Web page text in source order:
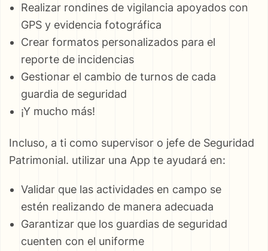
Realizar rondines de vigilancia apoyados con
GPS y evidencia fotográfica
Crear formatos personalizados para el
reporte de incidencias
Gestionar el cambio de turnos de cada
guardia de seguridad
¡Y mucho más!
Incluso, a ti como supervisor o jefe de Seguridad
Patrimonial. utilizar una App te ayudará en:
Validar que las actividades en campo se
estén realizando de manera adecuada
Garantizar que los guardias de seguridad
cuenten con el uniforme